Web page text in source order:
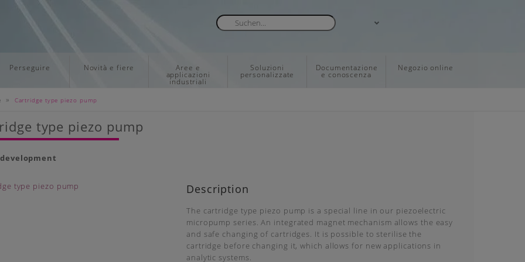
Perseguire Novità e fiere Aree e
applicazioni
industriali
Soluzioni
personalizzate
Documentazione
e conoscenza
Negozio online
» Cartridge type piezo pump
type piezo pump
Description
The cartridge type piezo pump is a special line in our piezoelectric
micropump series. An integrated magnet mechanism allows the easy
and safe changing of cartridges. It is possible to sterilise the
cartridge before changing it, which allows for new applications in
analytic systems.